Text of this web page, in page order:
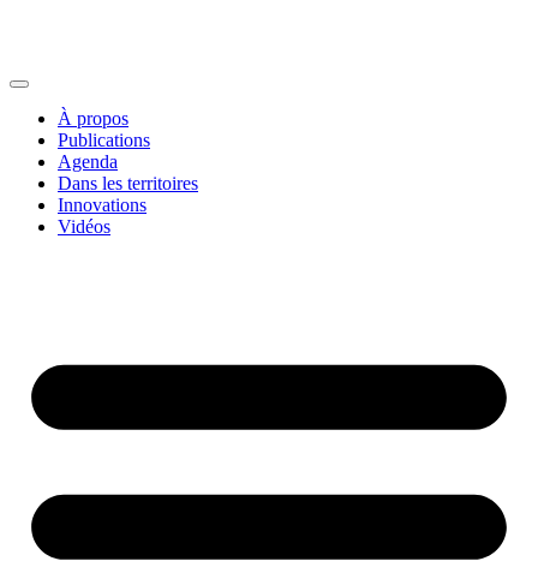
À propos
Publications
Agenda
Dans les territoires
Innovations
Vidéos